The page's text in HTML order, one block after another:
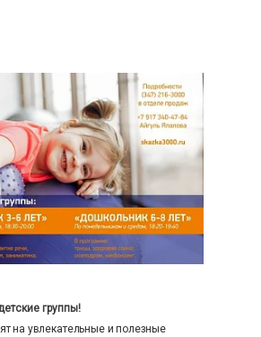
группы!
на увлекательные и полезные